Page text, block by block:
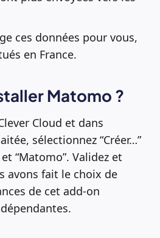
ces données pour vous,
en France.
Matomo ?
Cloud et dans
sélectionnez “Créer…”
“Matomo”. Validez et
avons fait le choix de
de cet add-on